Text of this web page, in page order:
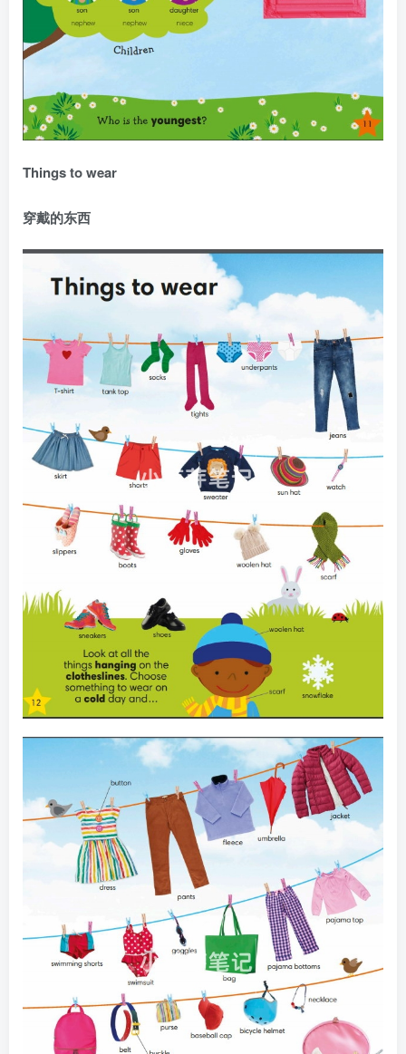
Things to wear
穿戴的东西